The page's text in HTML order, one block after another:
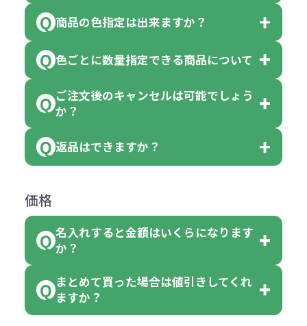
です。
ります。
【例】注文可能数が100個の場合
は、100個以上でしたら、何個でも
可能です。
「色・柄 取り混ぜ」のラベルがつい
ている商品は、色指定不可となって
ん。
但し、ロゴなど名入れ印刷をされる
商品の色指定は出来ますか？
色指定できる商品もございますが商
品の詳細に「色・柄 取り混ぜ」のラ
ベルや商品画像に「〇色取混ぜ」な
れ等分で100個ずつ入って参ります。
（割り切れない場合は数個単位で前
後する場合もございます）
色指定できる商品に付きましては商
品詳細の購入の所で色が選べるよう
色ごとに数量指定できる商品について
「選べる本体色」のラベルが付いて
す。
い。
例えば…
クエアトート」を300個注文した場
ご注文後のキャンセルは可能でしょう
か？
お客様都合でのキャンセルは、制作
がございます。
ご注文の際は、十分にご確認・ご検
返品はできますか？
めご了承ください。
ただし下記の場合は承っております
●初期不良または不良品（破損、故
障）の場合
価格
名入れすると金額はいくらになります
か？
名入れありの場合の代金の計算方法
は下記の通りです。
まとめて買った場合は値引きしてくれ
ますか？